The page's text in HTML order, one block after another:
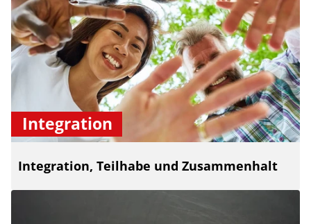
Integration
Integration, Teilhabe und Zusammenhalt